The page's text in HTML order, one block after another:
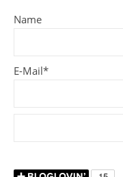
Name
E-Mail*